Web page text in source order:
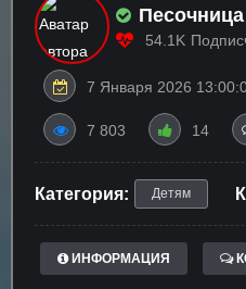
Песочница
54.1K
7 Января 2026
7 803 14
Категория: Детям
ИНФОРМАЦИЯ